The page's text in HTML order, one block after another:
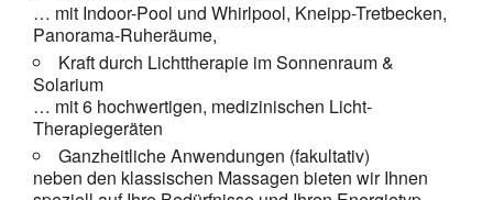
… mit Indoor-Pool und Whirlpool, Kneipp-Tretbecken,
Panorama-Ruheräume,
Kraft durch Lichttherapie im Sonnenraum &
Solarium
… mit 6 hochwertigen, medizinischen Licht-
Therapiegeräten
Ganzheitliche Anwendungen (fakultativ)
neben den klassischen Massagen bieten wir Ihnen